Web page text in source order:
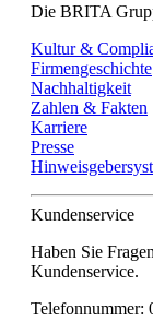
Die BRITA
Kultur &
Firmengeschichte
Nachhaltigkeit
Zahlen & Fakten
Karriere
Presse
Kundenservice
Haben Sie
Kundenservice.
Telefonnummer: